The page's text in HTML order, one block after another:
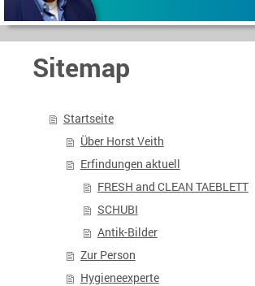
Sitemap
Startseite
Über Horst Veith
Erfindungen aktuell
FRESH and CLEAN TAEBLETT
SCHUBI
Antik-Bilder
Zur Person
Hygieneexperte